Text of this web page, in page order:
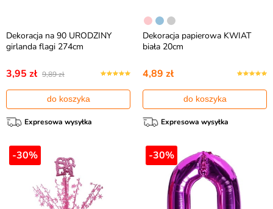
Dekoracja na 90 URODZINY
girlanda flagi 274cm
3,95 zł 9,89 zł
do koszyka
Expresowa wysyłka
Dekoracja papierowa KWIAT
biała 20cm
4,89 zł
do koszyka
Expresowa wysyłka
-30% -30%